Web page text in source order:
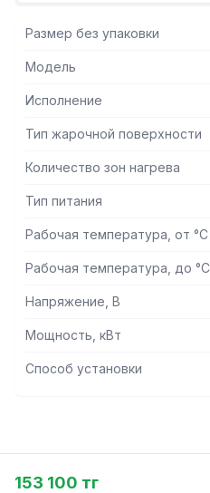
Размер без упаковки
Модель
Исполнение
Тип жарочной поверхности
Количество зон нагрева
Тип питания
Рабочая температура, от °С
Рабочая температура, до °С
Напряжение, В
Мощность, кВт
Способ установки
153 100 тг